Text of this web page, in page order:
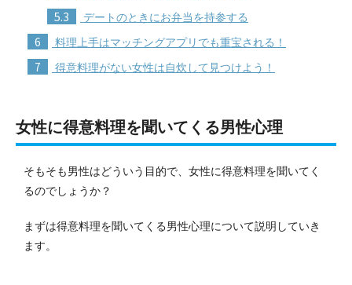
5.3 デートのときにお弁当を持参する
6 料理上手はマッチングアプリでも重宝される！
7 得意料理がない女性は自炊して見つけよう！
女性に得意料理を聞いてくる男性心理
そもそも男性はどういう目的で、女性に得意料理を聞いてく
るのでしょうか？
まずは得意料理を聞いてくる男性心理について説明していき
ます。